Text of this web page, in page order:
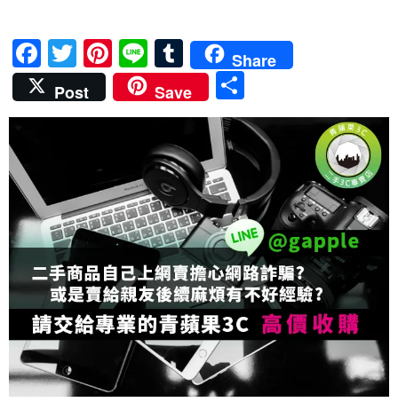
F
ac
e
o
k
T
w
itt
Pi
nt
er
Li
n
e
T
u
m
r
Share
Post
Save
享